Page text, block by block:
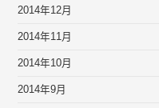
2014年12月
2014年11月
2014年10月
2014年9月